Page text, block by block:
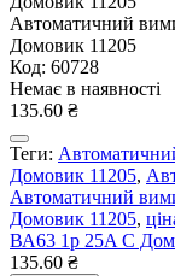
Автоматичний
Домовик 11205
Код: 60728
Немає в наявності
135.60 ₴
Теги:
Домовик 11205,
Автоматичний
Домовик 11205,
ВА63 1р 25A C
135.60 ₴